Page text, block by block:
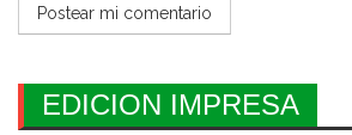
EDICION IMPRESA